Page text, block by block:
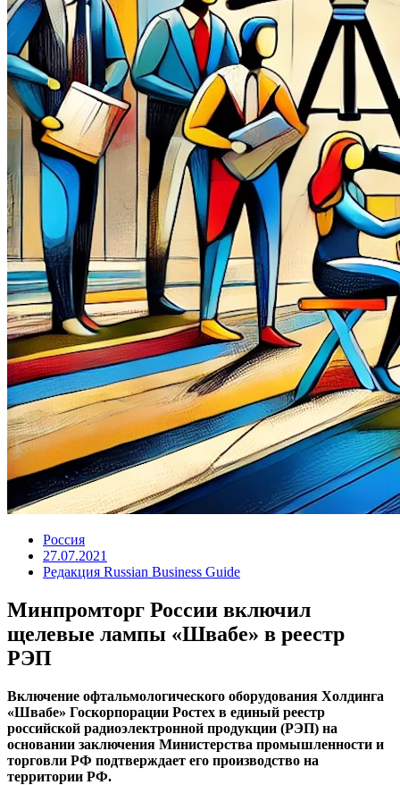
Россия
27.07.2021
Редакция Russian Business Guide
Минпромторг России включил
щелевые лампы «Швабе» в реестр
РЭП
Включение офтальмологического оборудования Холдинга
«Швабе» Госкорпорации Ростех в единый реестр
российской радиоэлектронной продукции (РЭП) на
основании заключения Министерства промышленности и
торговли РФ подтверждает его производство на
территории РФ.